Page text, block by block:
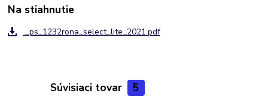
Na stiahnutie
_ps_1232rona_select_lite_2021.pdf
Súvisiaci tovar 5